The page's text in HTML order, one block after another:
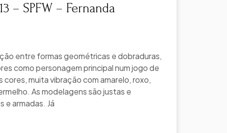
– SPFW – Fernanda
entre formas geométricas e dobraduras,
como personagem principal num jogo de
muita vibração com amarelo, roxo,
As modelagens são justas e
e armadas. Já